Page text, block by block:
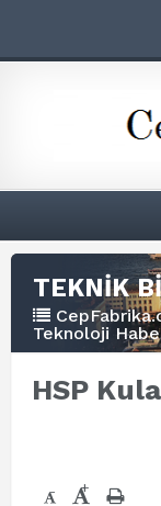
TEKNİK
Teknoloji
HSP
- +